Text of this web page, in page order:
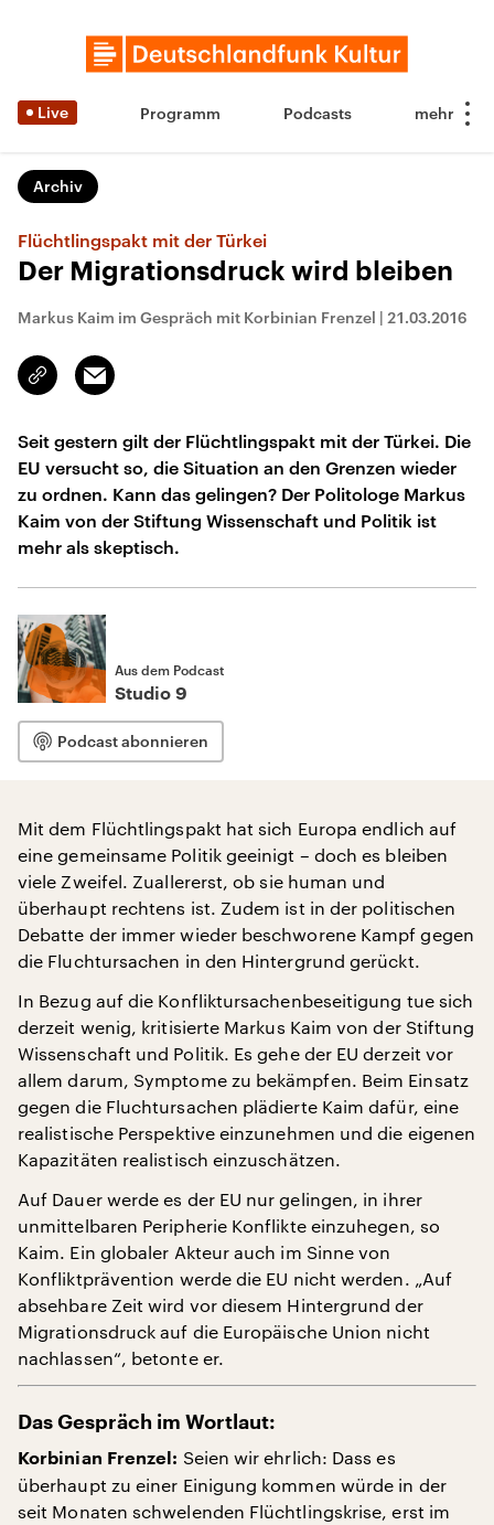
Live Programm Podcasts
Archiv
Flüchtlingspakt mit der Türkei
Der Migrationsdruck wird bleiben
Markus Kaim im Gespräch mit Korbinian Frenzel | 21.03.2016
Link
kopieren/teilen
Email
Seit gestern gilt der Flüchtlingspakt mit der Türkei. Die
EU versucht so, die Situation an den Grenzen wieder
zu ordnen. Kann das gelingen? Der Politologe Markus
Kaim von der Stiftung Wissenschaft und Politik ist
mehr als skeptisch.
Aus dem Podcast
Studio 9
Podcast abonnieren
Mit dem Flüchtlingspakt hat sich Europa endlich auf
eine gemeinsame Politik geeinigt – doch es bleiben
viele Zweifel. Zuallererst, ob sie human und
überhaupt rechtens ist. Zudem ist in der politischen
Debatte der immer wieder beschworene Kampf gegen
die Fluchtursachen in den Hintergrund gerückt.
In Bezug auf die Konfliktursachenbeseitigung tue sich
derzeit wenig, kritisierte Markus Kaim von der Stiftung
Wissenschaft und Politik. Es gehe der EU derzeit vor
allem darum, Symptome zu bekämpfen. Beim Einsatz
gegen die Fluchtursachen plädierte Kaim dafür, eine
realistische Perspektive einzunehmen und die eigenen
Kapazitäten realistisch einzuschätzen.
Auf Dauer werde es der EU nur gelingen, in ihrer
unmittelbaren Peripherie Konflikte einzuhegen, so
Kaim. Ein globaler Akteur auch im Sinne von
Konfliktprävention werde die EU nicht werden. „Auf
absehbare Zeit wird vor diesem Hintergrund der
Migrationsdruck auf die Europäische Union nicht
nachlassen“, betonte er.
Das Gespräch im Wortlaut:
Korbinian Frenzel: Seien wir ehrlich: Dass es
überhaupt zu einer Einigung kommen würde in der
seit Monaten schwelenden Flüchtlingskrise, erst im